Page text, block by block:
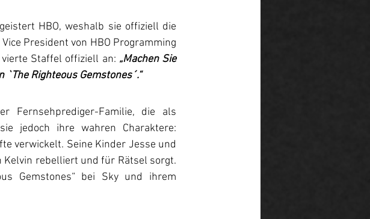
HBO, weshalb sie offiziell die
President von HBO Programming
Staffel offiziell an: „Machen Sie
Righteous Gemstones´.“
Fernsehprediger-Familie, die als
jedoch ihre wahren Charaktere:
verwickelt. Seine Kinder Jesse und
Kelvin rebelliert und für Rätsel sorgt.
Gemstones“ bei Sky und ihrem